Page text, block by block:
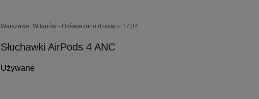
Warszawa, Wilanów - Odświeżono dzisiaj o 17:34
Słuchawki AirPods 4 ANC
Używane